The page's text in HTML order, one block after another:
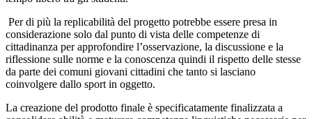
Per di più la replicabilità del progetto potrebbe essere presa in
considerazione solo dal punto di vista delle competenze di
cittadinanza per approfondire l’osservazione, la discussione e la
riflessione sulle norme e la conoscenza quindi il rispetto delle stesse
da parte dei comuni giovani cittadini che tanto si lasciano
coinvolgere dallo sport in oggetto.
La creazione del prodotto finale è specificatamente finalizzata a